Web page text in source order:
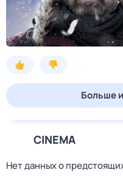
Больше
CINEMA
Нет данных о